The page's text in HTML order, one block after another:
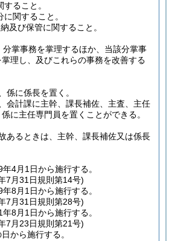
ること。
関すること。
及び保管に関すること。
分掌事務を掌理するほか、当該分掌事
理し、及びこれらの事務を改善する
係に係長を置く。
会計課に主幹、課長補佐、主査、主任
に主任専門員を置くことができる。
あるときは、主幹、課長補佐又は係長
4月1日から施行する。
7月31日規則第14号)
8月1日から施行する。
7月31日規則第28号)
8月1日から施行する。
7月23日規則第21号)
から施行する。